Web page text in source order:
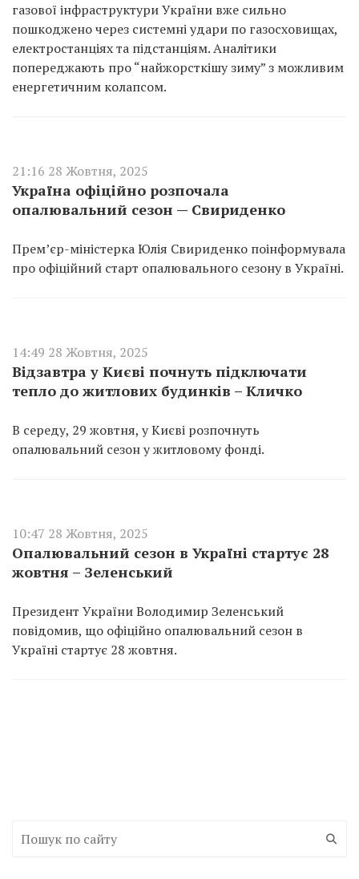
газової інфраструктури України вже сильно
пошкоджено через системні удари по газосховищах,
електростанціях та підстанціям. Аналітики
попереджають про “найжорсткішу зиму” з можливим
енергетичним колапсом.
21:16 28 Жовтня, 2025
Україна офіційно розпочала
опалювальний сезон — Свириденко
Премʼєр-міністерка Юлія Свириденко поінформувала
про офіційний старт опалювального сезону в Україні.
14:49 28 Жовтня, 2025
Відзавтра у Києві почнуть підключати
тепло до житлових будинків – Кличко
В середу, 29 жовтня, у Києві розпочнуть
опалювальний сезон у житловому фонді.
10:47 28 Жовтня, 2025
Опалювальний сезон в Україні стартує 28
жовтня – Зеленський
Президент України Володимир Зеленський
повідомив, що офіційно опалювальний сезон в
Україні стартує 28 жовтня.